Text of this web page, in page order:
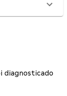
diagnosticado